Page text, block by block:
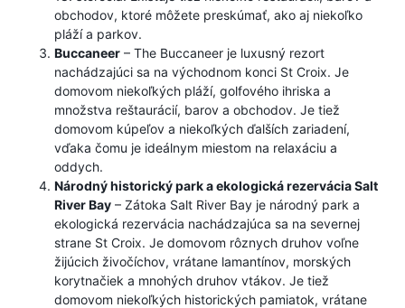
obchodov, ktoré môžete preskúmať, ako aj niekoľko
pláží a parkov.
Buccaneer – The Buccaneer je luxusný rezort
nachádzajúci sa na východnom konci St Croix. Je
domovom niekoľkých pláží, golfového ihriska a
množstva reštaurácií, barov a obchodov. Je tiež
domovom kúpeľov a niekoľkých ďalších zariadení,
vďaka čomu je ideálnym miestom na relaxáciu a
oddych.
Národný historický park a ekologická rezervácia Salt
River Bay – Zátoka Salt River Bay je národný park a
ekologická rezervácia nachádzajúca sa na severnej
strane St Croix. Je domovom rôznych druhov voľne
žijúcich živočíchov, vrátane lamantínov, morských
korytnačiek a mnohých druhov vtákov. Je tiež
domovom niekoľkých historických pamiatok, vrátane